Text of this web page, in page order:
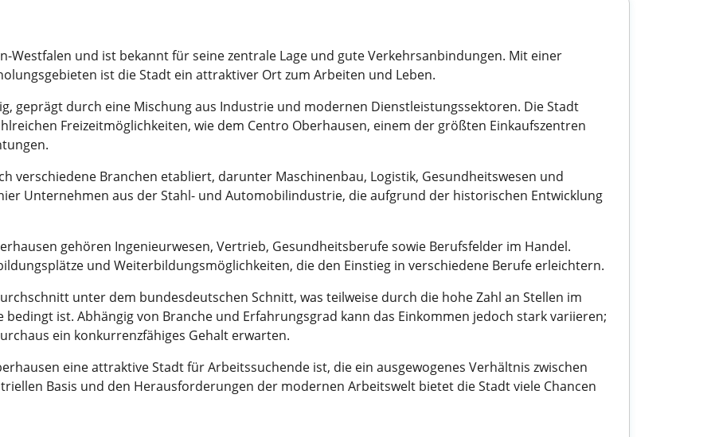
Westfalen und ist bekannt für seine zentrale Lage und gute Verkehrsanbindungen. Mit einer
ist die Stadt ein attraktiver Ort zum Arbeiten und Leben.
geprägt durch eine Mischung aus Industrie und modernen Dienstleistungssektoren. Die Stadt
Freizeitmöglichkeiten, wie dem Centro Oberhausen, einem der größten Einkaufszentren
verschiedene Branchen etabliert, darunter Maschinenbau, Logistik, Gesundheitswesen und
Unternehmen aus der Stahl- und Automobilindustrie, die aufgrund der historischen Entwicklung
gehören Ingenieurwesen, Vertrieb, Gesundheitsberufe sowie Berufsfelder im Handel.
und Weiterbildungsmöglichkeiten, die den Einstieg in verschiedene Berufe erleichtern.
unter dem bundesdeutschen Schnitt, was teilweise durch die hohe Zahl an Stellen im
ist. Abhängig von Branche und Erfahrungsgrad kann das Einkommen jedoch stark variieren;
ein konkurrenzfähiges Gehalt erwarten.
eine attraktive Stadt für Arbeitssuchende ist, die ein ausgewogenes Verhältnis zwischen
Basis und den Herausforderungen der modernen Arbeitswelt bietet die Stadt viele Chancen